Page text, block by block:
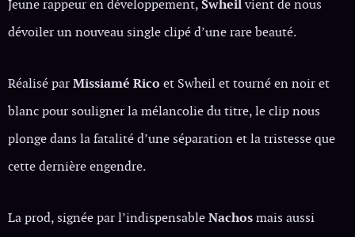
Jeune rappeur en développement,Swheilvient de nous
dévoiler un nouveau single clipé d’une rare beauté.
Réalisé parMissiamé Rico et Swheil et tourné en noir et
blanc pour souligner la mélancolie du titre, le clip nous
plonge dans la fatalité d’une séparation et la tristesse que
cette dernière engendre.
La prod, signée par l’indispensableNachosmais aussi